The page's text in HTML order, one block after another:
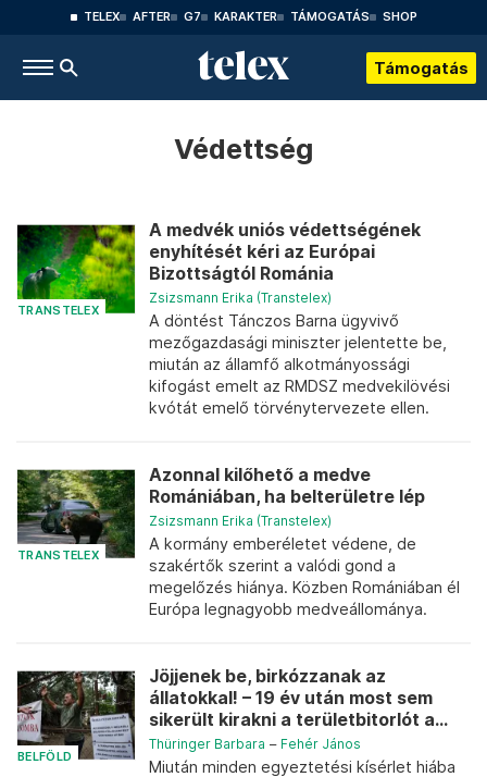
TELEX AFTER G7 KARAKTER TÁMOGATÁS SHOP
Támogatás
Védettség
TRANSTELEX
A medvék uniós védettségének
enyhítését kéri az Európai
Bizottságtól Románia
Zsizsmann Erika (Transtelex)
A döntést Tánczos Barna ügyvivő
mezőgazdasági miniszter jelentette be,
miután az államfő alkotmányossági
kifogást emelt az RMDSZ medvekilövési
kvótát emelő törvénytervezete ellen.
TRANSTELEX
Azonnal kilőhető a medve
Romániában, ha belterületre lép
Zsizsmann Erika (Transtelex)
A kormány emberéletet védene, de
szakértők szerint a valódi gond a
megelőzés hiánya. Közben Romániában él
Európa legnagyobb medveállománya.
BELFÖLD
Jöjjenek be, birkózzanak az
állatokkal! – 19 év után most sem
sikerült kirakni a területbitorlót a...
Thüringer Barbara – Fehér János
Miután minden egyeztetési kísérlet hiába